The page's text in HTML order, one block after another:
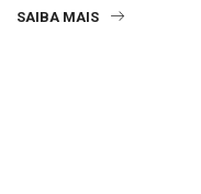
SAIBA MAIS